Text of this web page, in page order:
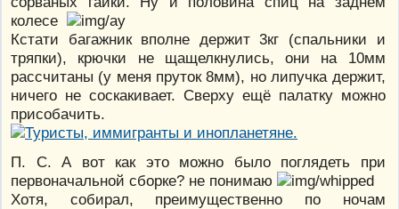
колесе
Кстати багажник вполне держит 3кг (спальники и
тряпки), крючки не щащелкнулись, они на 10мм
рассчитаны (у меня пруток 8мм), но липучка держит,
ничего не соскакивает. Сверху ещё палатку можно
присобачить.
П. С. А вот как это можно было поглядеть при
первоначальной сборке? не понимаю
Хотя, собирал, преимущественно по ночам